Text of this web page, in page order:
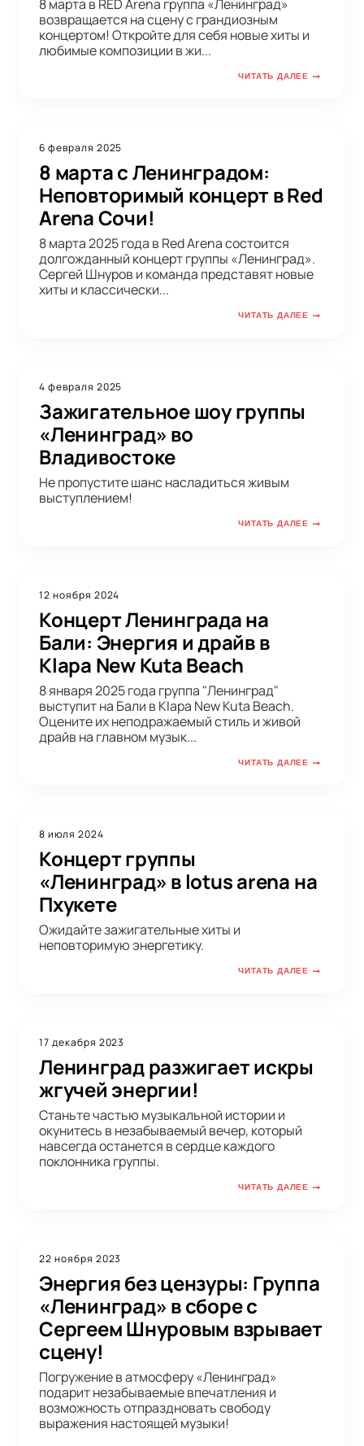
8 марта в RED Arena группа «Ленинград»
возвращается на сцену с грандиозным
концертом! Откройте для себя новые хиты и
любимые композиции в жи...
ЧИТАТЬ ДАЛЕЕ
6 февраля 2025
8 марта с Ленинградом:
Неповторимый концерт в Red
Arena Сочи!
8 марта 2025 года в Red Arena состоится
долгожданный концерт группы «Ленинград».
Сергей Шнуров и команда представят новые
хиты и классически...
ЧИТАТЬ ДАЛЕЕ
4 февраля 2025
Зажигательное шоу группы
«Ленинград» во
Владивостоке
Не пропустите шанс насладиться живым
выступлением!
ЧИТАТЬ ДАЛЕЕ
12 ноября 2024
Концерт Ленинграда на
Бали: Энергия и драйв в
Klapa New Kuta Beach
8 января 2025 года группа "Ленинград"
выступит на Бали в Klapa New Kuta Beach.
Оцените их неподражаемый стиль и живой
драйв на главном музык...
ЧИТАТЬ ДАЛЕЕ
8 июля 2024
Концерт группы
«Ленинград» в lotus arena на
Пхукете
Ожидайте зажигательные хиты и
неповторимую энергетику.
ЧИТАТЬ ДАЛЕЕ
17 декабря 2023
Ленинград разжигает искры
жгучей энергии!
Станьте частью музыкальной истории и
окунитесь в незабываемый вечер, который
навсегда останется в сердце каждого
поклонника группы.
ЧИТАТЬ ДАЛЕЕ
22 ноября 2023
Энергия без цензуры: Группа
«Ленинград» в сборе с
Сергеем Шнуровым взрывает
сцену!
Погружение в атмосферу «Ленинград»
подарит незабываемые впечатления и
возможность отпраздновать свободу
выражения настоящей музыки!